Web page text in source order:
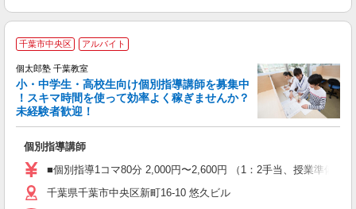
千葉市中央区 アルバイト
個太郎塾 千葉教室
小・中学生・高校生向け個別指導講師を募集中
！スキマ時間を使って効率よく稼ぎませんか？
未経験者歓迎！
個別指導講師
■個別指導1コマ80分 2,000円〜2,600円 （1：2手当、授業準備
千葉県千葉市中央区新町16-10 悠久ビル